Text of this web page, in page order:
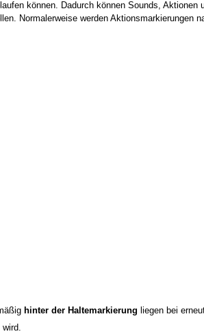
können. Dadurch können Sounds,
Normalerweise werden Aktionsmarkierungen
hinter der Haltemarkierung liegen bei